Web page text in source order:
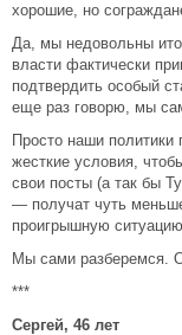
хорошие, но
Да, мы недовольны
власти фактически
подтвердить особый
еще раз говорю, мы
Просто наши
жесткие условия,
свои посты (а так бы
— получат чуть
проигрышную
Мы сами разберемся.
***
Сергей, 46 лет